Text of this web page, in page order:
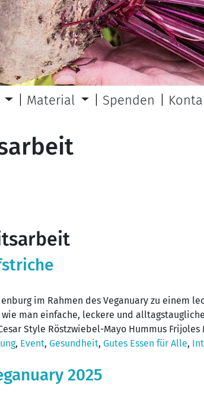
Material Spenden
im Rahmen des Veganuary zu einem
man einfache, leckere und
Style Röstzwiebel-Mayo Hummus Frijoles
, Event, Gesundheit, Gutes Essen für Alle,
2025